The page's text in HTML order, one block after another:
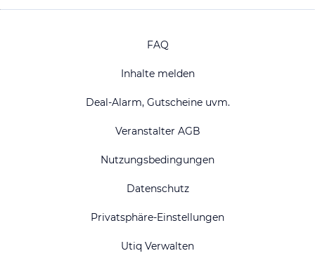
FAQ
Inhalte melden
Deal-Alarm, Gutscheine uvm.
Veranstalter AGB
Nutzungsbedingungen
Datenschutz
Privatsphäre-Einstellungen
Utiq Verwalten